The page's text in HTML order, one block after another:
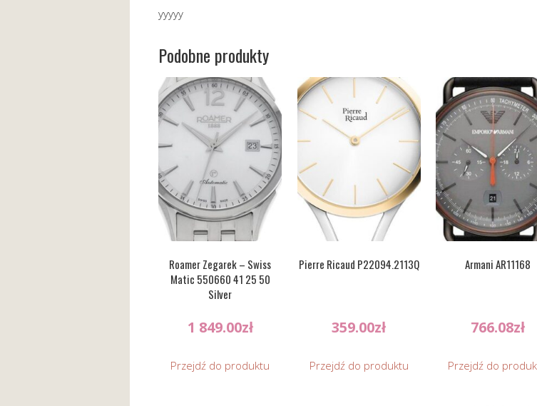
yyyyy
Podobne produkty
Roamer Zegarek – Swiss
Matic 550660 41 25 50
Silver
1 849.00zł
Przejdź do produktu
Pierre Ricaud P22094.2113Q
359.00zł
Przejdź do produktu
Armani AR11168
766.08zł
Przejdź do